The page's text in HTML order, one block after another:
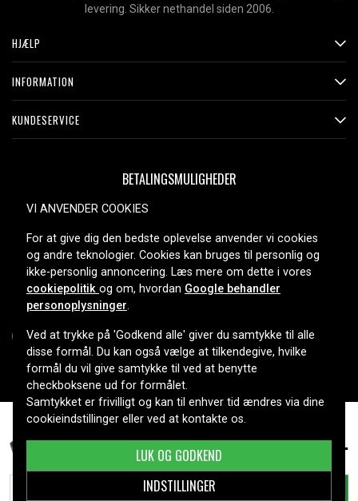
Leica DNA instruments, 6.0V, 4200 mAh 328 kr.
TILFØJ TIL KURV
levering. Sikker nethandel siden 2006.
HJÆLP
INFORMATION
KUNDESERVICE
BETALINGSMULIGHEDER
LEVERINGSMULIGHEDER
Copyright © 2026, Spares Nordic AB
VI ANVENDER COOKIES
For at give dig den bedste oplevelse anvender vi cookies
og andre teknologier. Cookies kan bruges til personlig og
ikke-personlig annoncering. Læs mere om dette i vores
cookiepolitik og om, hvordan Google behandler
personoplysninger.
Ved at trykke på 'Godkend alle' giver du samtykke til alle
disse formål. Du kan også vælge at tilkendegive, hvilke
formål du vil give samtykke til ved at benytte
checkboksene ud for formålet.
Samtykket er frivilligt og kan til enhver tid ændres via dine
cookieindstillinger eller ved at kontakte os.
INDSTILLINGER
LUK OG GODKEND